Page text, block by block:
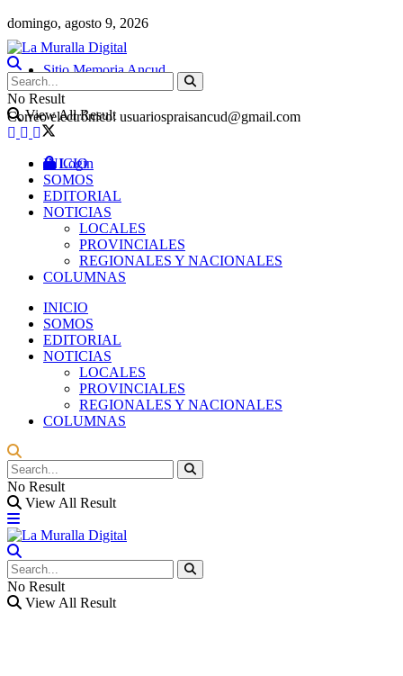
domingo, agosto 9, 2026
Sitio Memoria Ancud
Correo electrónico: usuariospraisancud@gmail.com
Login
No Result
View All Result
INICIO
SOMOS
EDITORIAL
NOTICIAS
LOCALES
PROVINCIALES
REGIONALES Y NACIONALES
COLUMNAS
INICIO
SOMOS
EDITORIAL
NOTICIAS
LOCALES
PROVINCIALES
REGIONALES Y NACIONALES
COLUMNAS
No Result
View All Result
No Result
View All Result